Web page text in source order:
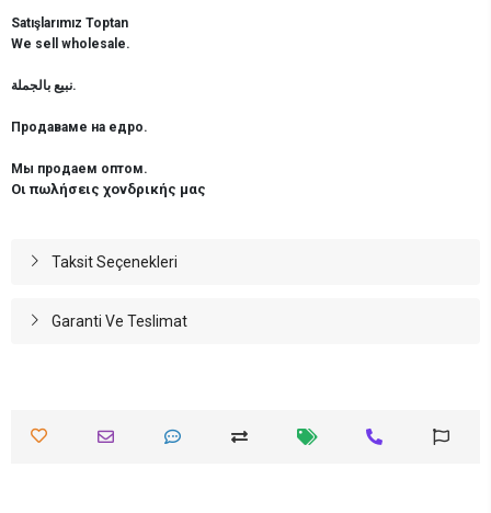
Satışlarımız Toptan
We sell wholesale.
نبيع بالجملة.
Продаваме на едро.
Мы продаем оптом.
Οι πωλήσεις χονδρικής μας
Taksit Seçenekleri
Garanti Ve Teslimat